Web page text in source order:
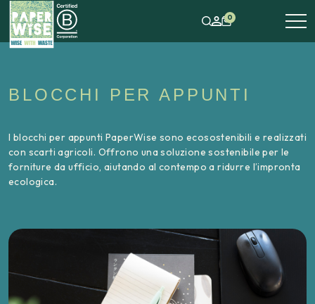
0
BLOCCHI PER APPUNTI
I blocchi per appunti PaperWise sono ecosostenibili e realizzati
con scarti agricoli. Offrono una soluzione sostenibile per le
forniture da ufficio, aiutando al contempo a ridurre l’impronta
ecologica.